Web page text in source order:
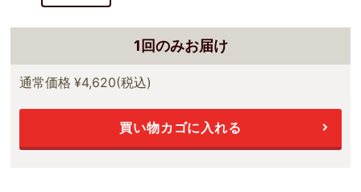
1回のみお届け
通常価格¥4,620(税込)
買い物カゴに入れる